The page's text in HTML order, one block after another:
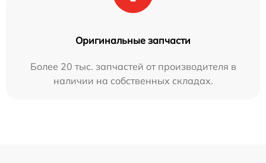
Оригинальные запчасти
Более 20 тыс. запчастей от производителя в
наличии на собственных складах.